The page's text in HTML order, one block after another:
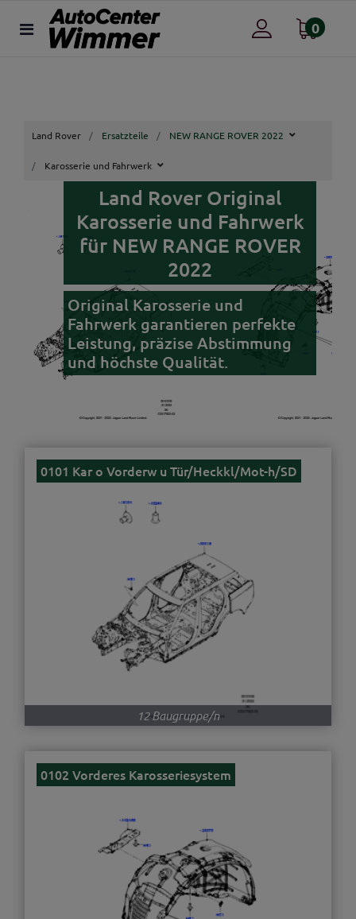
0
Land Rover Ersatzteile NEW RANGE ROVER 2022
Karosserie und Fahrwerk
Land Rover Original
Karosserie und Fahrwerk
für NEW RANGE ROVER
2022
Original Karosserie und
Fahrwerk garantieren perfekte
Leistung, präzise Abstimmung
und höchste Qualität.
0101 Kar o Vorderw u Tür/Heckkl/Mot-h/SD
12 Baugruppe/n
0102 Vorderes Karosseriesystem